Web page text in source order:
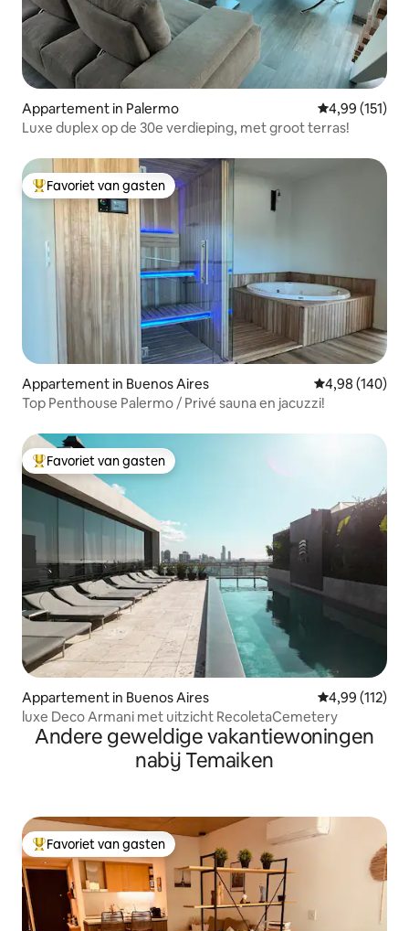
Appartement in Palermo Gemiddelde
4,99 (151)
Luxe duplex op de 30e verdieping, met groot terras!
Topfavoriet van gasten
Favoriet van gasten
Appartement in Buenos Aires Gemiddelde
4,98 (140)
Top Penthouse Palermo / Privé sauna en jacuzzi!
Topfavoriet van gasten
Favoriet van gasten
Appartement in Buenos Aires Gemiddelde
4,99 (112)
luxe Deco Armani met uitzicht RecoletaCemetery
Andere geweldige vakantiewoningen
nabij Temaiken
Topfavoriet van gasten
Favoriet van gasten